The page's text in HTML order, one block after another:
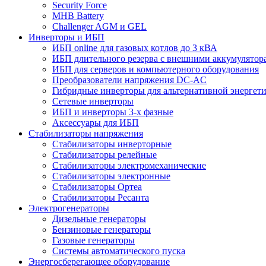
Security Force
MHB Battery
Challenger AGM и GEL
Инверторы и ИБП
ИБП online для газовых котлов до 3 кВА
ИБП длительного резерва с внешними
ИБП для серверов и компьютерного оборудования
Преобразователи напряжения DC-AC
Гибридные инверторы для альтернативной
Сетевые инверторы
ИБП и инверторы 3-х фазные
Аксессуары для ИБП
Стабилизаторы напряжения
Стабилизаторы инверторные
Стабилизаторы релейные
Стабилизаторы электромеханические
Стабилизаторы электронные
Стабилизаторы Ортеа
Стабилизаторы Ресанта
Электрогенераторы
Дизельные генераторы
Бензиновые генераторы
Газовые генераторы
Системы автоматического пуска
Энергосберегающее оборудование